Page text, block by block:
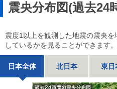
震央分布図(過去24
震度1以上を観測した地震の震央
しているかを見ることができます。
日本全体 北日本 東日